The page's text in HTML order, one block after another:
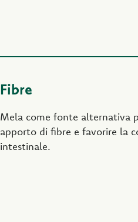
Fibre
Mela come fonte alternativa
apporto di fibre e favorire la
intestinale.